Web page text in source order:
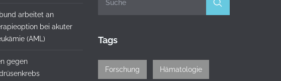
arbeitet an
bei akuter
(AML)
gegen
Tags
Forschung Hämatologie